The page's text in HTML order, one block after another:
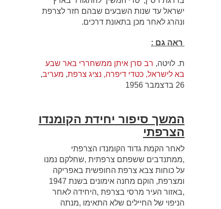
ישראל עד שנות השבעים שבהם חזר לצרפת
ונהרג לאחר מכן בתאונת דרכים.
ראה גם :
ת. לויטה, רב סרן איתן ממשחררי באר שבע
בא לישראל, כטדי דיפרה, נציג צרפת, מעריב,
26 בדצמבר 1956
המשך סיפור יחידת הקומנדו
הצרפתי
לאחר הקמת גדוד הקומנדו הצרפתי
,ממתנדבים ששפתם צרפתית ,שחלקם נמנו
על כוחות צבא צרפת החופשית באפריקה
ומצרפת, הוקם מחנה אימונים בשנת 1947
,באזור העיר מרסי בצרפת ,היחידה לאחר
הניפוי של החיילים שלא התאימו ,מנתה